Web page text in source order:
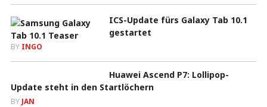
ICS-Update fürs Galaxy Tab 10.1
gestartet
BY INGO
Huawei Ascend P7: Lollipop-
Update steht in den Startlöchern
BY JAN